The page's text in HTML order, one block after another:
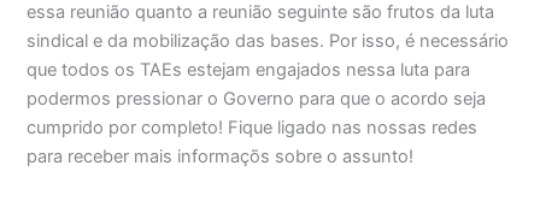
essa reunião quanto a reunião seguinte são frutos da luta
sindical e da mobilização das bases. Por isso, é necessário
que todos os TAEs estejam engajados nessa luta para
podermos pressionar o Governo para que o acordo seja
cumprido por completo! Fique ligado nas nossas redes
para receber mais informaçõs sobre o assunto!